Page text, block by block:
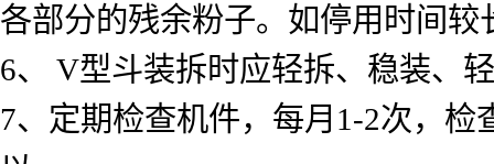
各部分的残余粉子。如停用时间
6、 V型斗装拆时应轻拆、稳装、
7、定期检查机件，每月1-2次，